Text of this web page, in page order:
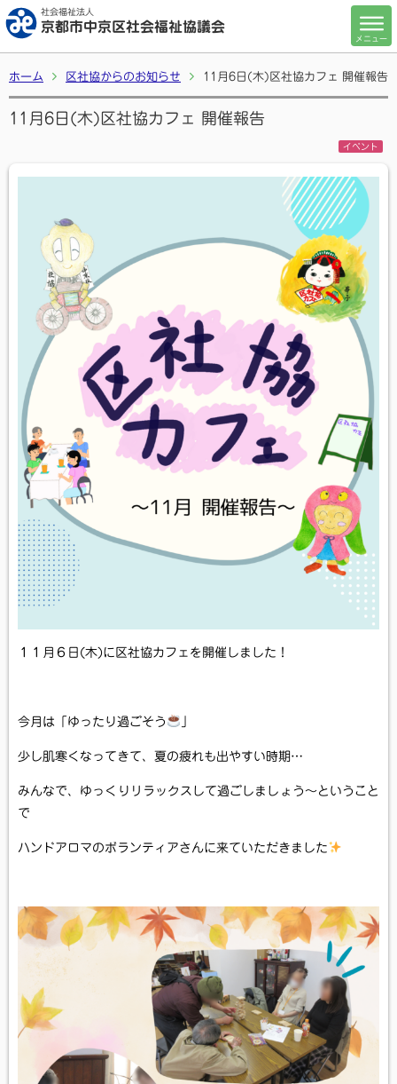
社会福祉法人
京都市中京区社会福祉協議会
メニュー
ホーム 区社協からのお知らせ 11月6日(木)区社協カフェ 開催報告
11月6日(木)区社協カフェ 開催報告
イベント
１１月６日(木)に区社協カフェを開催しました！
今月は「ゆったり過ごそう
少し肌寒くなってきて、夏の疲れも出やすい時期…
みんなで、ゆっくりリラックスして過ごしましょう～ということ
で
ハンドアロマのボランティアさんに来ていただきました